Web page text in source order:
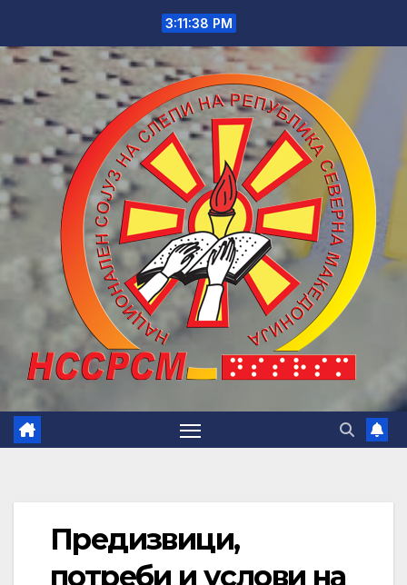
content
3:11:38 PM
Предизвици,
потреби и услови на